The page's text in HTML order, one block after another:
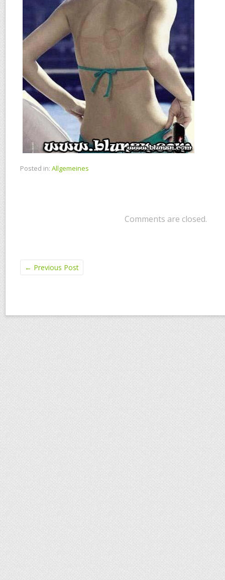
Posted in: Allgemeines
Comments are closed.
← Previous Post